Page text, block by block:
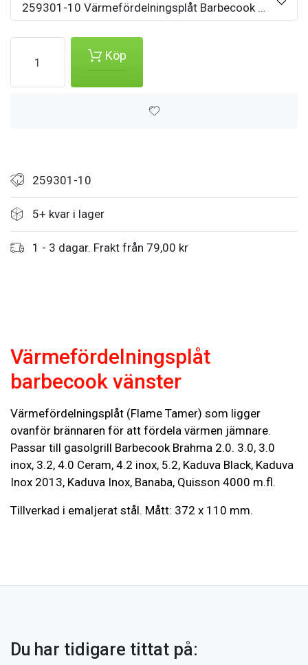
259301-10 Värmefördelningsplåt Barbecook vänster
Köp
259301-10
5+ kvar i lager
1 - 3 dagar. Frakt från 79,00 kr
Värmefördelningsplåt
barbecook vänster
Värmefördelningsplåt (Flame Tamer) som ligger
ovanför brännaren för att fördela värmen jämnare.
Passar till gasolgrill Barbecook Brahma 2.0. 3.0, 3.0
inox, 3.2, 4.0 Ceram, 4.2 inox, 5.2, Kaduva Black, Kaduva
Inox 2013, Kaduva Inox, Banaba, Quisson 4000 m.fl.
Tillverkad i emaljerat stål. Mått: 372 x 110 mm.
Du har tidigare tittat på: